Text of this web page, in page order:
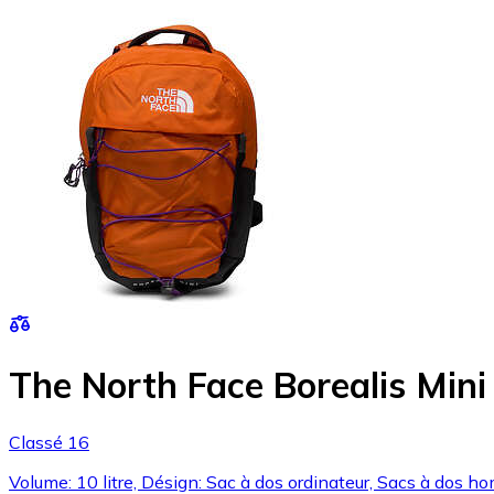
The North Face Borealis Mini
Classé 16
Volume: 10 litre, Désign: Sac à dos ordinateur, Sacs à dos